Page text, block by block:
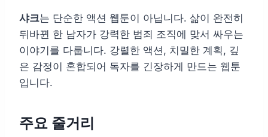
샤크는 단순한 액션 웹툰이 아닙니다. 삶이 완전히
뒤바뀐 한 남자가 강력한 범죄 조직에 맞서 싸우는
이야기를 다룹니다. 강렬한 액션, 치밀한 계획, 깊
은 감정이 혼합되어 독자를 긴장하게 만드는 웹툰
입니다.
주요 줄거리